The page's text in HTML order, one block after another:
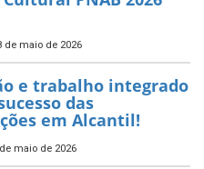
de maio de 2026
e trabalho integrado
das
em Alcantil!
maio de 2026